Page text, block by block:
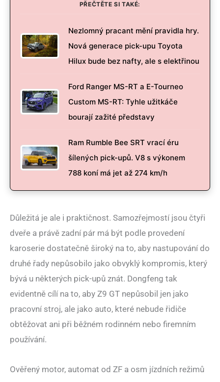
PŘEČTĚTE SI TAKÉ:
Nezlomný pracant mění pravidla hry.
Nová generace pick-upu Toyota
Hilux bude bez nafty, ale s elektřinou
Ford Ranger MS-RT a E-Tourneo
Custom MS-RT: Tyhle užitkáče
bourají zažité představy
Ram Rumble Bee SRT vrací éru
šílených pick-upů. V8 s výkonem
788 koní má jet až 274 km/h
Důležitá je ale i praktičnost. Samozřejmostí jsou čtyři
dveře a právě zadní pár má být podle provedení
karoserie dostatečně široký na to, aby nastupování do
druhé řady nepůsobilo jako obvyklý kompromis, který
bývá u některých pick-upů znát. Dongfeng tak
evidentně cílí na to, aby Z9 GT nepůsobil jen jako
pracovní stroj, ale jako auto, které nebude řidiče
obtěžovat ani při běžném rodinném nebo firemním
používání.
Ověřený motor, automat od ZF a osm jízdních režimů